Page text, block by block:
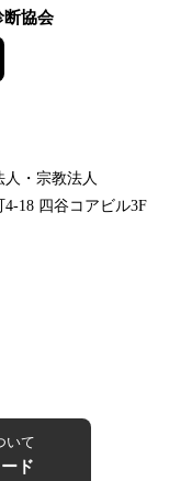
協会
人・宗教法人
18 四谷コアビル3F
いて
ド